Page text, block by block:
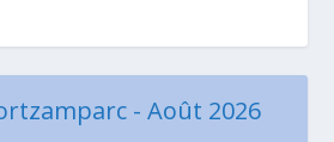
- Août 2026